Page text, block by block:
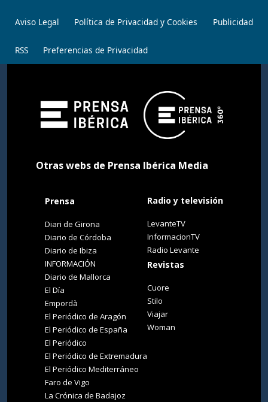
Aviso Legal Política de Privacidad y Cookies Publicidad
RSS Preferencias de Privacidad
Otras webs de Prensa Ibérica Media
Prensa
Diari de Girona
Diario de Córdoba
Diario de Ibiza
INFORMACIÓN
Diario de Mallorca
El Día
Empordà
El Periódico de Aragón
El Periódico de España
El Periódico
El Periódico de Extremadura
El Periódico Mediterráneo
Faro de Vigo
La Crónica de Badajoz
Radio y televisión
LevanteTV
InformacionTV
Radio Levante
Revistas
Cuore
Stilo
Viajar
Woman